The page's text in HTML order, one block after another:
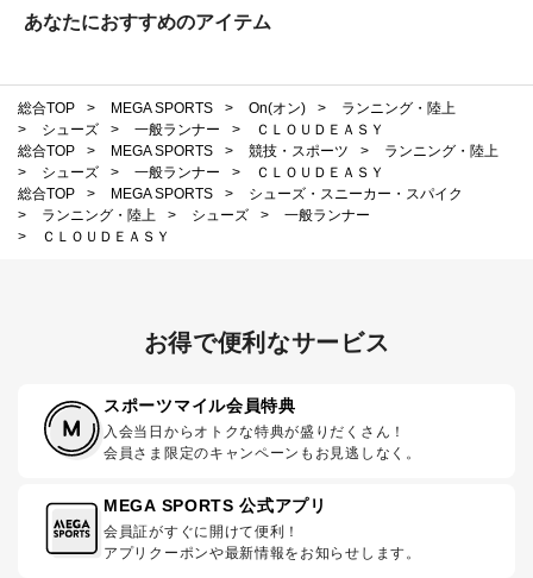
あなたにおすすめのアイテム
総合TOP > MEGA SPORTS > On(オン) >
ランニング・陸上
>
シューズ > 一般ランナー >
ＣＬＯＵＤＥＡＳＹ
総合TOP
> MEGA SPORTS > 競技・スポーツ >
ランニング・陸上
>
シューズ > 一般ランナー >
ＣＬＯＵＤＥＡＳＹ
総合TOP
> MEGA SPORTS >
シューズ・スニーカー・スパイク
>
ランニング・陸上 > シューズ >
一般ランナー
>
ＣＬＯＵＤＥＡＳＹ
お得で便利なサービス
スポーツマイル会員特典
入会当日からオトクな特典が盛りだくさん！
会員さま限定のキャンペーンもお見逃しなく。
MEGA SPORTS 公式アプリ
会員証がすぐに開けて便利！
アプリクーポンや最新情報をお知らせします。